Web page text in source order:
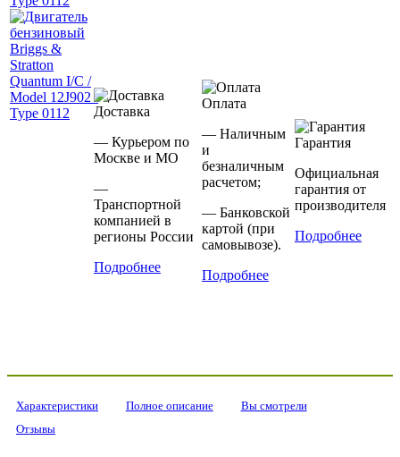
Доставка
— Курьером по
Москве и МО
—
Транспортной
компанией в
регионы России
Подробнее
Оплата
— Наличным
и
безналичным
расчетом;
— Банковской
картой (при
самовывозе).
Подробнее
Гарантия
Официальная
гарантия от
производителя
Подробнее
Характеристики Полное описание
Вы смотрели
Отзывы